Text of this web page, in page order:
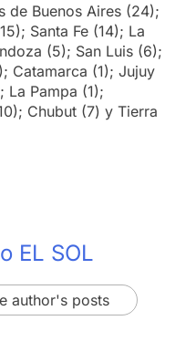
de Buenos Aires (24);
Santa Fe (14); La
(5); San Luis (6);
Catamarca (1); Jujuy
La Pampa (1);
Chubut (7) y Tierra
EL SOL
author's posts